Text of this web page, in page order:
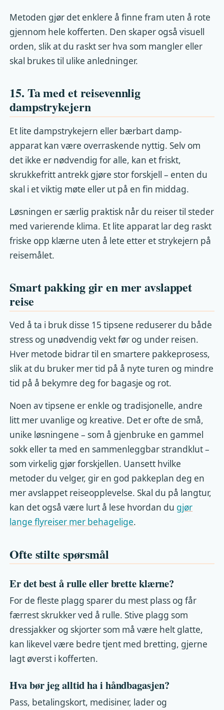
Metoden gjør det enklere å finne fram uten å rote
gjennom hele kofferten. Den skaper også visuell
orden, slik at du raskt ser hva som mangler eller
skal brukes til ulike anledninger.
15. Ta med et reisevennlig
dampstrykejern
Et lite dampstrykejern eller bærbart damp-
apparat kan være overraskende nyttig. Selv om
det ikke er nødvendig for alle, kan et friskt,
skrukkefritt antrekk gjøre stor forskjell – enten du
skal i et viktig møte eller ut på en fin middag.
Løsningen er særlig praktisk når du reiser til steder
med varierende klima. Et lite apparat lar deg raskt
friske opp klærne uten å lete etter et strykejern på
reisemålet.
Smart pakking gir en mer avslappet
reise
Ved å ta i bruk disse 15 tipsene reduserer du både
stress og unødvendig vekt før og under reisen.
Hver metode bidrar til en smartere pakkeprosess,
slik at du bruker mer tid på å nyte turen og mindre
tid på å bekymre deg for bagasje og rot.
Noen av tipsene er enkle og tradisjonelle, andre
litt mer uvanlige og kreative. Det er ofte de små,
unike løsningene – som å gjenbruke en gammel
sokk eller ta med en sammenleggbar strandklut –
som virkelig gjør forskjellen. Uansett hvilke
metoder du velger, gir en god pakkeplan deg en
mer avslappet reiseopplevelse. Skal du på langtur,
kan det også være lurt å lese hvordan du gjør
lange flyreiser mer behagelige.
Ofte stilte spørsmål
Er det best å rulle eller brette klærne?
For de fleste plagg sparer du mest plass og får
færrest skrukker ved å rulle. Stive plagg som
dressjakker og skjorter som må være helt glatte,
kan likevel være bedre tjent med bretting, gjerne
lagt øverst i kofferten.
Hva bør jeg alltid ha i håndbagasjen?
Pass, betalingskort, medisiner, lader og